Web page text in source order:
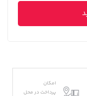
امکان
پرداخت در محل